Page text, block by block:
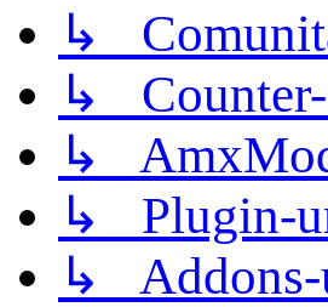
↳
↳
↳
↳ Plugin-
↳ Addons-